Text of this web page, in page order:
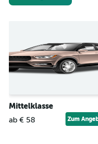
Mittelklasse
ab € 58 Zum